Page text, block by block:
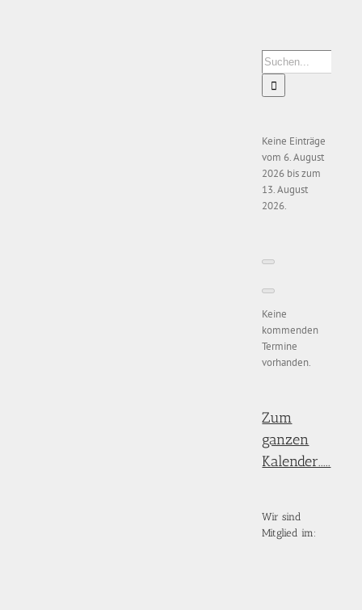
Suche
nach:
Keine Einträge
vom 6. August
2026 bis zum
13. August
2026.
Keine
kommenden
Termine
vorhanden.
Zum
ganzen
Kalender.....
Wir sind
Mitglied im: